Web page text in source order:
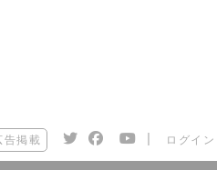
告掲載 | ログイン